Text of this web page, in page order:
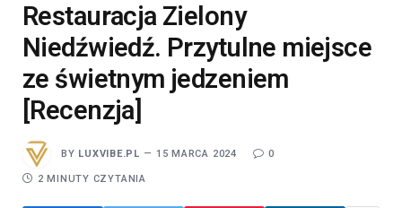
Restauracja Zielony
Niedźwiedź. Przytulne miejsce
ze świetnym jedzeniem
[Recenzja]
BY LUXVIBE.PL 15 MARCA 2024 0
2 MINUTY CZYTANIA